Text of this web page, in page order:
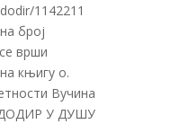
1142211
број
врши
књигу о.
Вучина
ДОДИР У ДУШУ